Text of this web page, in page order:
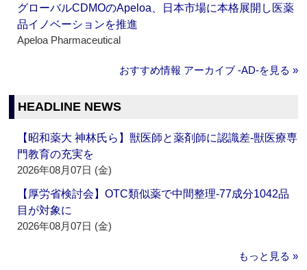
グローバルCDMOのApeloa、日本市場に本格展開し医薬
品イノベーションを推進
Apeloa Pharmaceutical
おすすめ情報 アーカイブ ‐AD‐を見る »
HEADLINE NEWS
【昭和薬大 神林氏ら】獣医師と薬剤師に認識差‐獣医療専
門教育の充実を
2026年08月07日 (金)
【厚労省検討会】OTC類似薬で中間整理‐77成分1042品
目が対象に
2026年08月07日 (金)
もっと見る »